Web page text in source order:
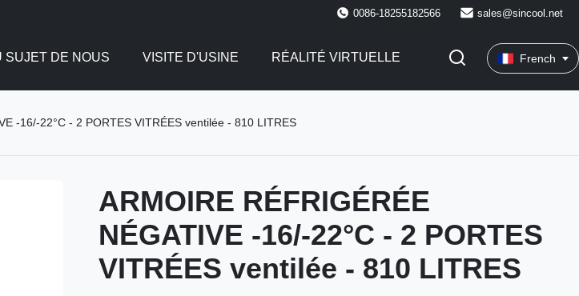
0086-18255182566 sales@sincool.net
SUJET DE NOUS VISITE D'USINE RÉALITÉ VIRTUELLE French
-16/-22°C - 2 PORTES VITRÉES ventilée - 810 LITRES
ARMOIRE RÉFRIGÉRÉE
NÉGATIVE -16/-22°C - 2 PORTES
VITRÉES ventilée - 810 LITRES